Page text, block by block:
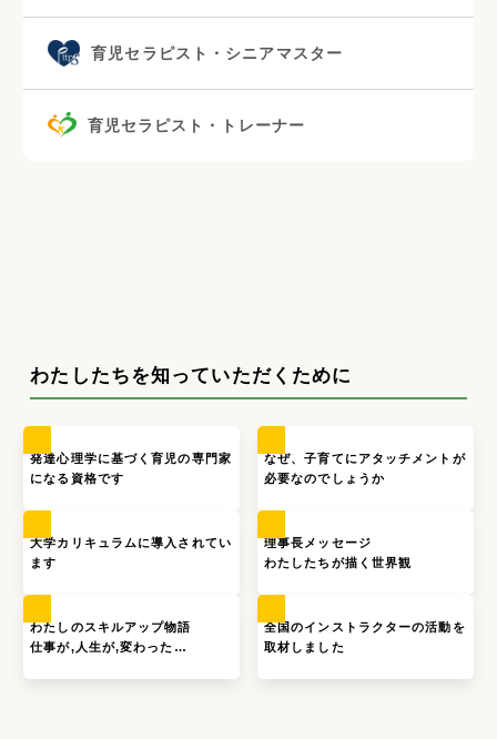
育児セラピスト・シニアマスター
育児セラピスト・トレーナー
わたしたちを知っていただくために
発達心理学に基づく育児の専門家
になる資格です
なぜ、子育てにアタッチメントが
必要なのでしょうか
大学カリキュラムに導入されてい
ます
理事長メッセージ
わたしたちが描く世界観
わたしのスキルアップ物語
仕事が,人生が,変わった…
全国のインストラクターの活動を
取材しました